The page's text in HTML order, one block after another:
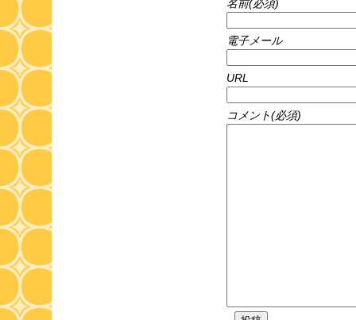
名前(必須)
電子メール
URL
コメント(必須)